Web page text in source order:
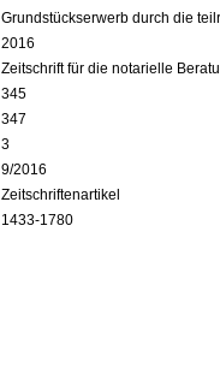
Grundstückserwerb durch die
2016
Zeitschrift für die notarielle
345
347
3
9/2016
Zeitschriftenartikel
1433-1780